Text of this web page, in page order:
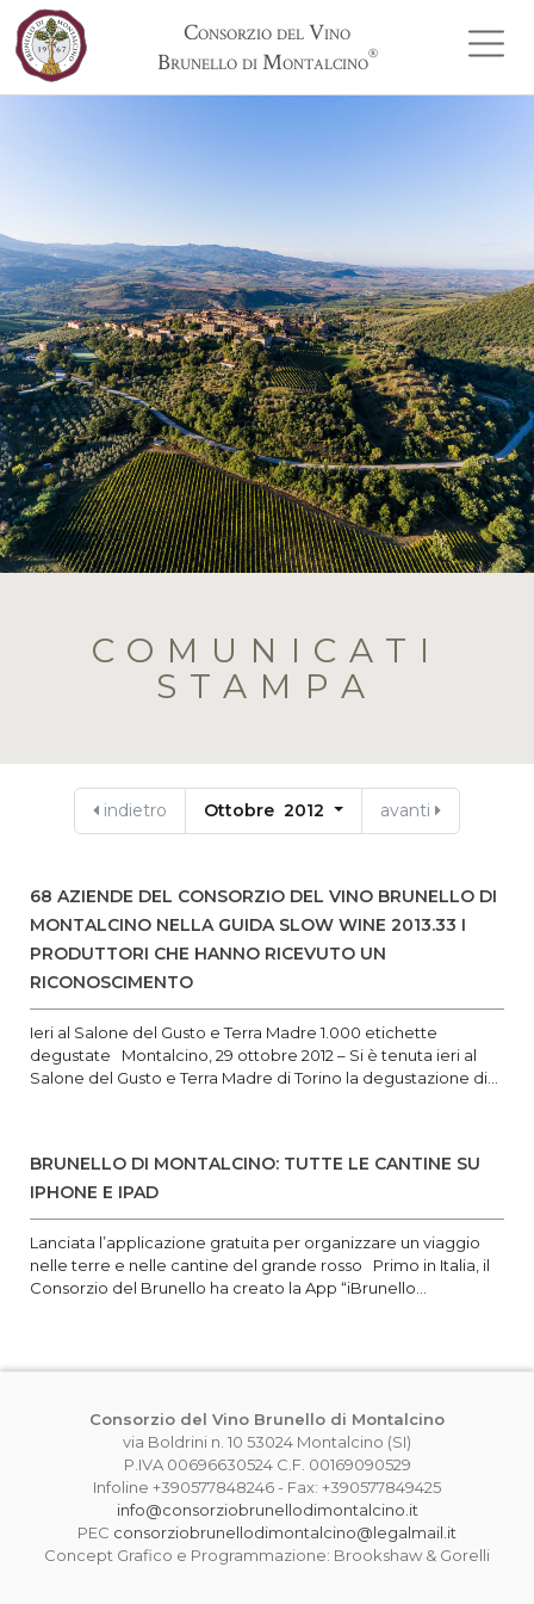
Consorzio del Vino
Brunello di Montalcino®
COMUNICATI
STAMPA
indietro Ottobre 2012 avanti
68 AZIENDE DEL CONSORZIO DEL VINO BRUNELLO DI
MONTALCINO NELLA GUIDA SLOW WINE 2013.33 I
PRODUTTORI CHE HANNO RICEVUTO UN
RICONOSCIMENTO
Ieri al Salone del Gusto e Terra Madre 1.000 etichette
degustate Montalcino, 29 ottobre 2012 – Si è tenuta ieri al
Salone del Gusto e Terra Madre di Torino la degustazione di...
BRUNELLO DI MONTALCINO: TUTTE LE CANTINE SU
IPHONE E IPAD
Lanciata l’applicazione gratuita per organizzare un viaggio
nelle terre e nelle cantine del grande rosso Primo in Italia, il
Consorzio del Brunello ha creato la App “iBrunello...
Consorzio del Vino Brunello di Montalcino
via Boldrini n. 10 53024 Montalcino (SI)
P.IVA 00696630524 C.F. 00169090529
Infoline +390577848246 - Fax: +390577849425
info@consorziobrunellodimontalcino.it
PEC consorziobrunellodimontalcino@legalmail.it
Concept Grafico e Programmazione: Brookshaw & Gorelli